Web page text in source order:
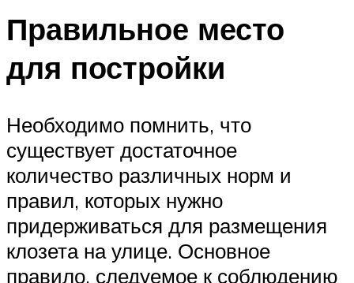
Правильное место
для постройки
Необходимо помнить, что
существует достаточное
количество различных норм и
правил, которых нужно
придерживаться для размещения
клозета на улице. Основное
правило, следуемое к соблюдению